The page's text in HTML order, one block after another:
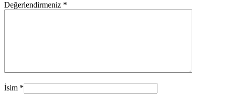
Değerlendirmeniz *
İsim *